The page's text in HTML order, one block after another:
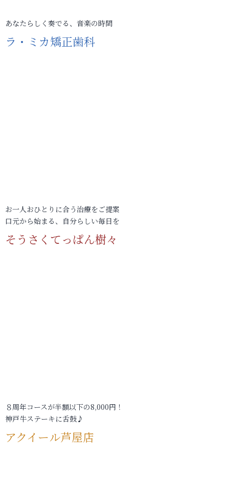
あなたらしく奏でる、音楽の時間
ラ・ミカ矯正歯科
お一人おひとりに合う治療をご提案
口元から始まる、自分らしい毎日を
そうさくてっぱん樹々
８周年コースが半額以下の8,000円！
神戸牛ステーキに舌鼓♪
アクイール芦屋店